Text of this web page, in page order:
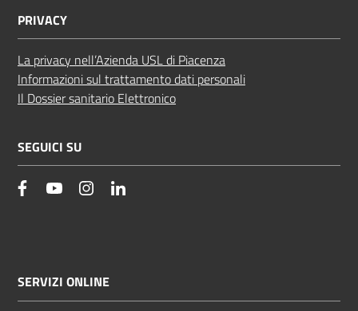
PRIVACY
La privacy nell’Azienda USL di Piacenza
Informazioni sul trattamento dati personali
Il Dossier sanitario Elettronico
SEGUICI SU
facebookYouTube Instagram
SERVIZI ONLINE